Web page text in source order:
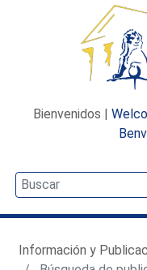
Bienvenidos |
Información y